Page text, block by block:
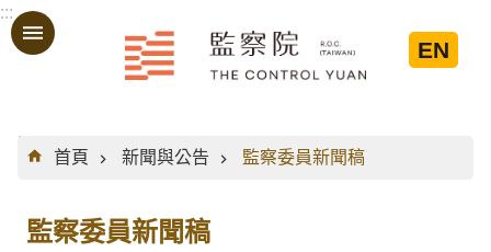
跳到主要內容區塊
:::
EN
:::
首頁
新聞與公告 監察委員新聞稿
監察委員新聞稿